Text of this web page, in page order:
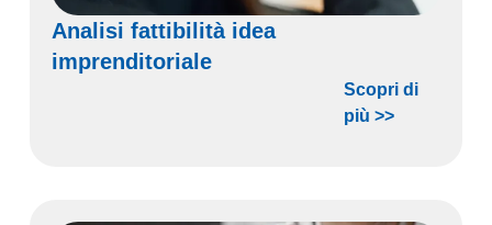
Analisi fattibilità idea
imprenditoriale
Scopri di
più >>